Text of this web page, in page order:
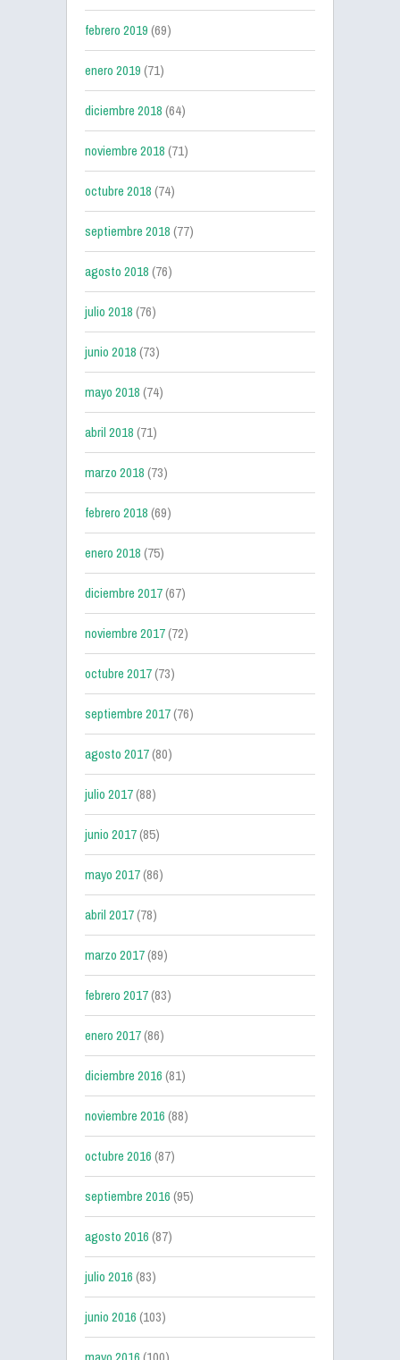
febrero 2019(69)
enero 2019(71)
diciembre 2018(64)
noviembre 2018(71)
octubre 2018(74)
septiembre 2018(77)
agosto 2018(76)
julio 2018(76)
junio 2018(73)
mayo 2018(74)
abril 2018(71)
marzo 2018(73)
febrero 2018(69)
enero 2018(75)
diciembre 2017(67)
noviembre 2017(72)
octubre 2017(73)
septiembre 2017(76)
agosto 2017(80)
julio 2017(88)
junio 2017(85)
mayo 2017(86)
abril 2017(78)
marzo 2017(89)
febrero 2017(83)
enero 2017(86)
diciembre 2016(81)
noviembre 2016(88)
octubre 2016(87)
septiembre 2016(95)
agosto 2016(87)
julio 2016(83)
junio 2016(103)